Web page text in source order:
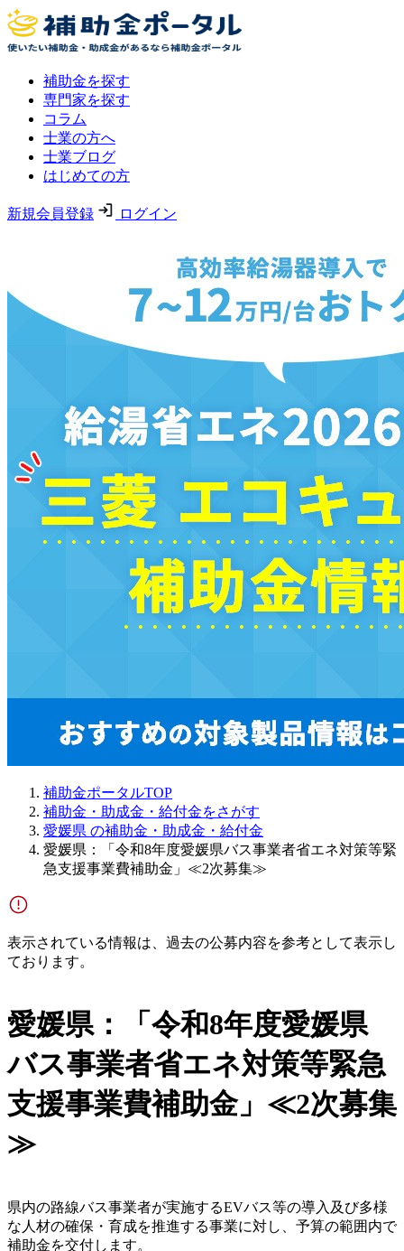
補助金を探す
専門家を探す
コラム
士業の方へ
士業ブログ
はじめての方
新規会員登録 ログイン
補助金ポータルTOP
補助金・助成金・給付金をさがす
愛媛県 の補助金・助成金・給付金
愛媛県：「令和8年度愛媛県バス事業者省エネ対策等緊
急支援事業費補助金」≪2次募集≫
表示されている情報は、過去の公募内容を参考として表示し
ております。
愛媛県：「令和8年度愛媛県
バス事業者省エネ対策等緊急
支援事業費補助金」≪2次募集
≫
県内の路線バス事業者が実施するEVバス等の導入及び多様
な人材の確保・育成を推進する事業に対し、予算の範囲内で
補助金を交付します。